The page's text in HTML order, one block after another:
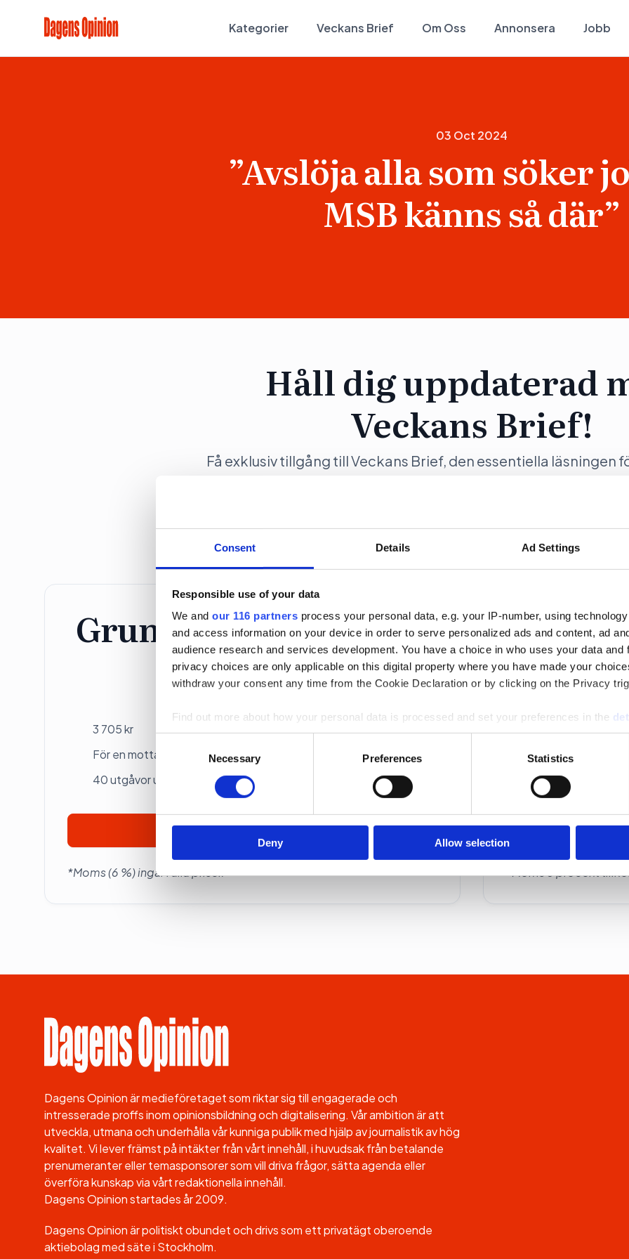
Consent Details Ad Settings
Responsible use of your data
We and our 116 partners process your personal data, e.g. your IP-number, using
and access information on your device in order to serve personalized ads and content, ad
audience research and services development. You have a choice in who uses your data and
privacy choices are only applicable on this digital property where you have made your
withdraw your consent any time from the Cookie Declaration or by clicking on the Privacy
Find out more about how your personal data is processed and set your preferences in the
information about your use of our site with our social media, advertising and analytics
other information that you’ve provided to them or that they’ve collected from your use of their
Selection
Necessary Preferences Statistics
Deny Allow selection
Kategorier Veckans Brief Om Oss Annonsera Jobb
03 Oct 2024
”Avslöja alla som söker
MSB känns så där”
Håll dig uppdaterad
Veckans Brief!
Få exklusiv tillgång till Veckans Brief, den essentiella läsningen
Grundprenumeration
Individ
Betalas årsvis
3 705 kr
För en mottagare
40 utgåvor under ett år
Prenumerera
*Moms (6 %) ingår i alla priser.
10-19 mottagare: 9
20-40 mottagare:
*Moms 6 procent
Dagens Opinion är medieföretaget som riktar sig till engagerade och
intresserade proffs inom opinionsbildning och digitalisering. Vår ambition är att
utveckla, utmana och underhålla vår kunniga publik med hjälp av journalistik av hög
kvalitet. Vi lever främst på intäkter från vårt innehåll, i huvudsak från betalande
prenumeranter eller temasponsorer som vill driva frågor, sätta agenda eller
överföra kunskap via vårt redaktionella innehåll.
Dagens Opinion startades år 2009.
Dagens Opinion är politiskt obundet och drivs som ett privatägt oberoende
aktiebolag med säte i Stockholm.